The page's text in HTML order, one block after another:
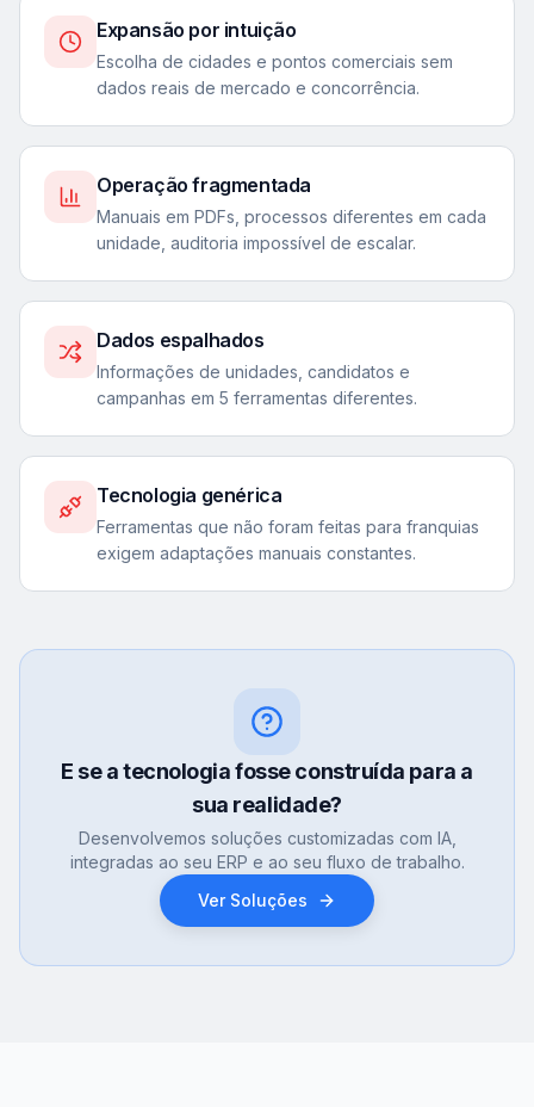
Expansão por intuição
Escolha de cidades e pontos comerciais sem
dados reais de mercado e concorrência.
Operação fragmentada
Manuais em PDFs, processos diferentes em cada
unidade, auditoria impossível de escalar.
Dados espalhados
Informações de unidades, candidatos e
campanhas em 5 ferramentas diferentes.
Tecnologia genérica
Ferramentas que não foram feitas para franquias
exigem adaptações manuais constantes.
E se a tecnologia fosse construída para a
sua realidade?
Desenvolvemos soluções customizadas com IA,
integradas ao seu ERP e ao seu fluxo de trabalho.
Ver Soluções